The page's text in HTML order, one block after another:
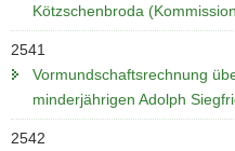
Kötzschenbroda
2541
Vormundschaftsrechnung
minderjährigen Adolph
2542